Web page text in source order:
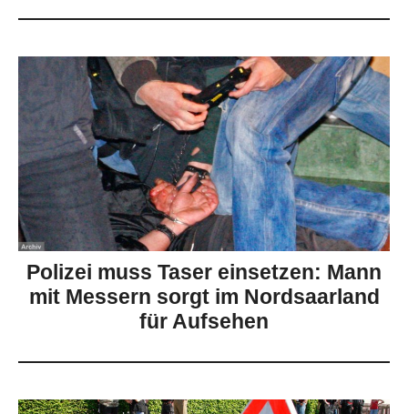
Polizei muss Taser einsetzen: Mann
mit Messern sorgt im Nordsaarland
für Aufsehen